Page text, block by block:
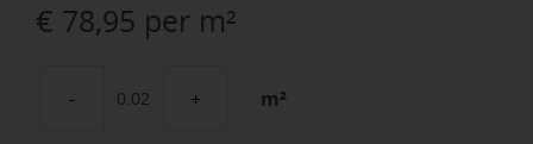
€ 78,95 per m²
BSS
m²